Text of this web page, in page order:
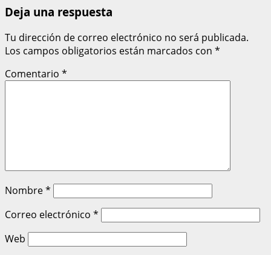
Deja una respuesta
Tu dirección de correo electrónico no será publicada.
Los campos obligatorios están marcados con *
Comentario *
Nombre*
Correo electrónico *
Web